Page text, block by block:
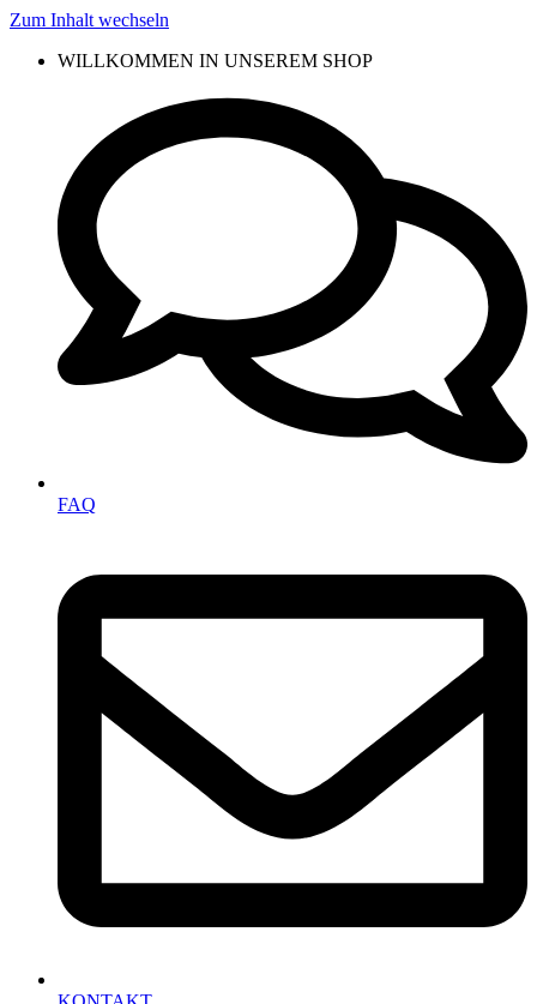
Zum Inhalt wechseln
WILLKOMMEN IN UNSEREM SHOP
FAQ